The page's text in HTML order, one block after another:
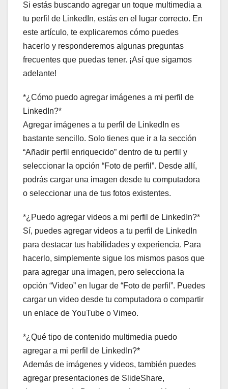
Si estás buscando agregar un toque multimedia a
tu perfil de LinkedIn, estás en el lugar correcto. En
este artículo, te explicaremos cómo puedes
hacerlo y responderemos algunas preguntas
frecuentes que puedas tener. ¡Así que sigamos
adelante!
*¿Cómo puedo agregar imágenes a mi perfil de
LinkedIn?*
Agregar imágenes a tu perfil de LinkedIn es
bastante sencillo. Solo tienes que ir a la sección
“Añadir perfil enriquecido” dentro de tu perfil y
seleccionar la opción “Foto de perfil”. Desde allí,
podrás cargar una imagen desde tu computadora
o seleccionar una de tus fotos existentes.
*¿Puedo agregar videos a mi perfil de LinkedIn?*
Sí, puedes agregar videos a tu perfil de LinkedIn
para destacar tus habilidades y experiencia. Para
hacerlo, simplemente sigue los mismos pasos que
para agregar una imagen, pero selecciona la
opción “Video” en lugar de “Foto de perfil”. Puedes
cargar un video desde tu computadora o compartir
un enlace de YouTube o Vimeo.
*¿Qué tipo de contenido multimedia puedo
agregar a mi perfil de LinkedIn?*
Además de imágenes y videos, también puedes
agregar presentaciones de SlideShare,